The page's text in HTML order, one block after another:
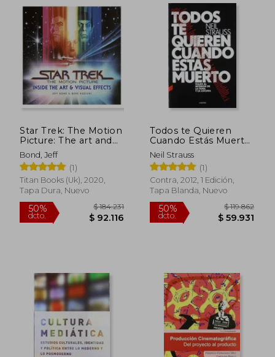
50%
dcto. $ 57.598
50%
dcto.
Star Trek: The Motion
Picture: The art and
Visual Effects (en
Inglés)
Bond, Jeff
(1)
Titan Books (Uk), 2020,
Tapa Dura, Nuevo
Todos te Quieren
Cuando Estás Muerto:
Viajes al Interior de la
Fama y la Locura
Neil Strauss
(1)
Contra, 2012, 1 Edición,
Tapa Blanda, Nuevo